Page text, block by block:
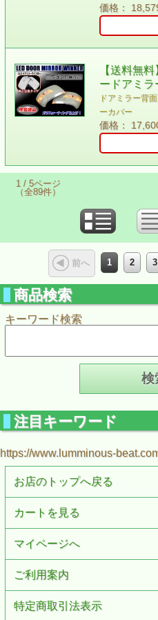
価格：
【送料無
ードアミラ
ドアミラー背
ーカバー
価格：
1 / 5ページ
（全89件）
前へ 1 2 3
商品検索
キーワード検索
注目キーワード
https://www.lumminous-
お店のトップへ戻る
カートを見る
マイページへ
ご利用案内
特定商取引法表示